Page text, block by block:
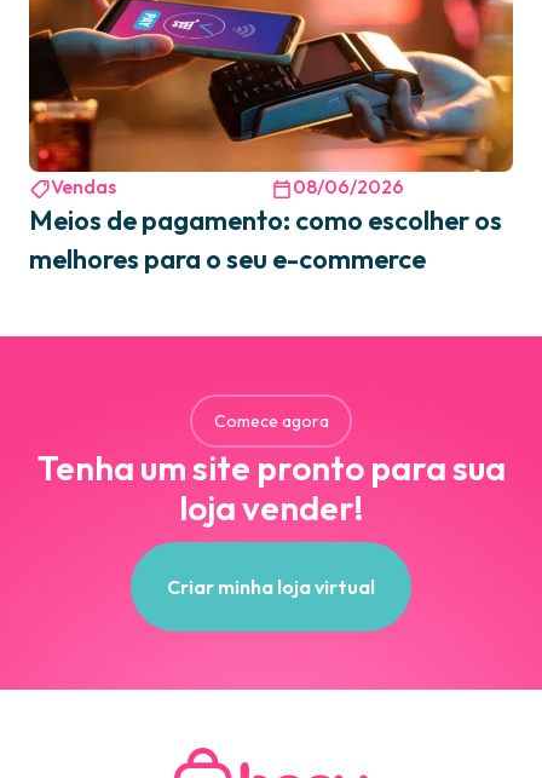
Vendas 08/06/2026
Meios de pagamento: como escolher os
melhores para o seu e-commerce
Comece agora
Tenha um site pronto para sua
loja vender!
Criar minha loja virtual